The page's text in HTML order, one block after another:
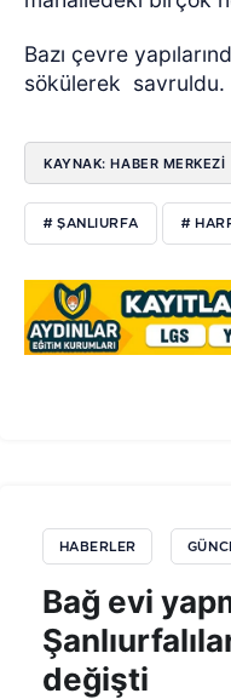
Bazı çevre
sökülerek savruldu.
KAYNAK: HABER MERKEZİ
# ŞANLIURFA #
HABERLER
Bağ evi
değişti